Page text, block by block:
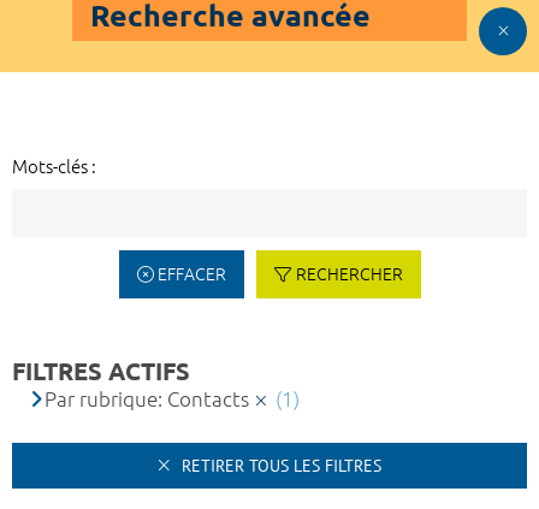
Recherche avancée
Mots-clés :
EFFACER RECHERCHER
FILTRES ACTIFS
Par rubrique: Contacts (1)
RETIRER TOUS LES FILTRES